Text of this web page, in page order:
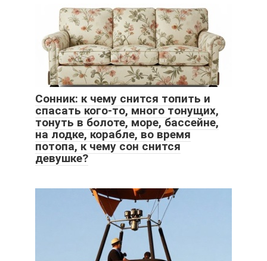
Сонник: к чему снится топить и
спасать кого-то, много тонущих,
тонуть в болоте, море, бассейне,
на лодке, корабле, во время
потопа, к чему сон снится
девушке?